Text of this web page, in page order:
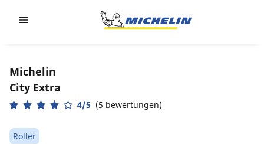
Michelin
City Extra
4/5 (5 bewertungen)
Roller